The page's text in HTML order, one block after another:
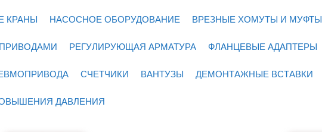
КРАНЫ НАСОСНОЕ ОБОРУДОВАНИЕ ВРЕЗНЫЕ ХОМУТЫ И МУФТЫ
РЕГУЛИРУЮЩАЯ АРМАТУРА ФЛАНЦЕВЫЕ АДАПТЕРЫ
СЧЕТЧИКИ ВАНТУЗЫ ДЕМОНТАЖНЫЕ ВСТАВКИ
ДАВЛЕНИЯ